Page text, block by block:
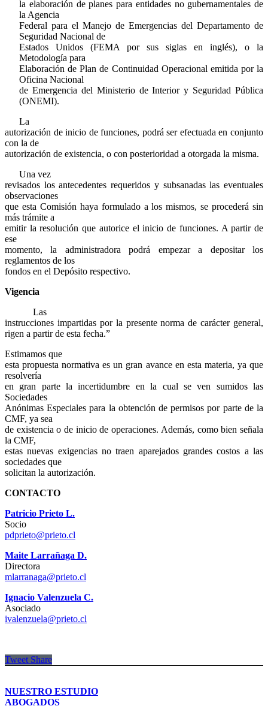
la elaboración de planes para entidades no gubernamentales de
la Agencia
Federal para el Manejo de Emergencias del Departamento de
Seguridad Nacional de
Estados Unidos (FEMA por sus siglas en inglés), o la
Metodología para
Elaboración de Plan de Continuidad Operacional emitida por la
Oficina Nacional
de Emergencia del Ministerio de Interior y Seguridad Pública
(ONEMI).
La
autorización de inicio de funciones, podrá ser efectuada en conjunto
con la de
autorización de existencia, o con posterioridad a otorgada la misma.
Una vez
revisados los antecedentes requeridos y subsanadas las eventuales
observaciones
que esta Comisión haya formulado a los mismos, se procederá sin
más trámite a
emitir la resolución que autorice el inicio de funciones. A partir de
ese
momento, la administradora podrá empezar a depositar los
reglamentos de los
fondos en el Depósito respectivo.
Vigencia
Las
instrucciones impartidas por la presente norma de carácter general,
rigen a partir de esta fecha.”
Estimamos que
esta propuesta normativa es un gran avance en esta materia, ya que
resolvería
en gran parte la incertidumbre en la cual se ven sumidos las
Sociedades
Anónimas Especiales para la obtención de permisos por parte de la
CMF, ya sea
de existencia o de inicio de operaciones. Además, como bien señala
la CMF,
estas nuevas exigencias no traen aparejados grandes costos a las
sociedades que
solicitan la autorización.
CONTACTO
Patricio Prieto L.
Socio
pdprieto@prieto.cl
Maite Larrañaga D.
Directora
mlarranaga@prieto.cl
Ignacio Valenzuela C.
Asociado
ivalenzuela@prieto.cl
Tweet Share
NUESTRO ESTUDIO
ABOGADOS